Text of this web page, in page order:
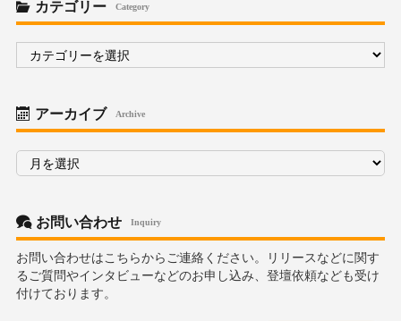
カテゴリー Category
ゴ
アーカイブ Archive
ア
カ
お問い合わせ Inquiry
お問い合わせはこちらからご連絡ください。リリースなどに関す
るご質問やインタビューなどのお申し込み、登壇依頼なども受け
付けております。